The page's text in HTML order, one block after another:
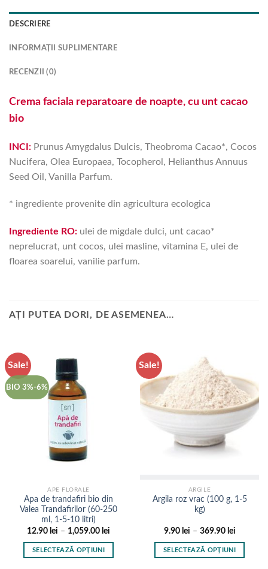
DESCRIERE
INFORMAȚII SUPLIMENTARE
RECENZII (0)
Crema faciala reparatoare de noapte, cu unt cacao
bio
INCI: Prunus Amygdalus Dulcis, Theobroma Cacao*, Cocos
Nucifera, Olea Europaea, Tocopherol, Helianthus Annuus
Seed Oil, Vanilla Parfum.
* ingrediente provenite din agricultura ecologica
Ingrediente RO: ulei de migdale dulci, unt cacao*
neprelucrat, unt cocos, ulei masline, vitamina E, ulei de
floarea soarelui, vanilie parfum.
AȚI PUTEA DORI, DE ASEMENEA…
Sale!
BIO 3%-6%
APE FLORALE
Apa de trandafiri bio din
Valea Trandafirilor (60-250
ml, 1-5-10 litri)
12.90 lei – 1,059.00 lei
prețuri:
SELECTEAZĂ OPȚIUNI
Sale!
ARGILE
Argila roz vrac (100 g, 1-5
kg)
9.90 lei – 369.90 leiInterval
prețuri:
9.90 lei
SELECTEAZĂ OPȚIUNI